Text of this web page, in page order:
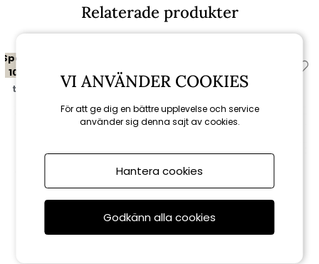
Relaterade produkter
Spara
10%
till 16/8
Lilja karmstol - teak
10%
till 16/8
Lilja loungefåtölj -
VI ANVÄNDER COOKIES
För att ge dig en bättre upplevelse och service
använder sig denna sajt av cookies.
Hantera cookies
Godkänn alla cookies